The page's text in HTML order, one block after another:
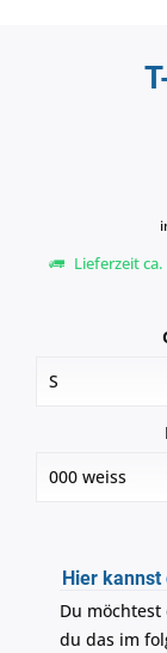
Lieferzeit
Hier
Du
du das im